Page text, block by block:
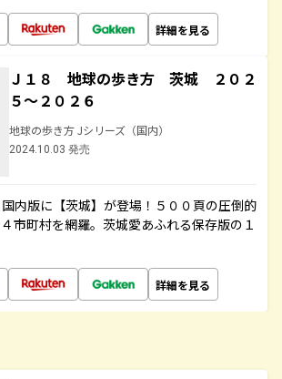
詳細を見る
Ｊ１８ 地球の歩き方 茨城 ２０２
５～２０２６
地球の歩き方 Jシリーズ（国内）
2024.10.03 発売
国内版に【茨城】が登場！５００頁の圧倒的
市町村を網羅。茨城愛あふれる保存版の１
詳細を見る